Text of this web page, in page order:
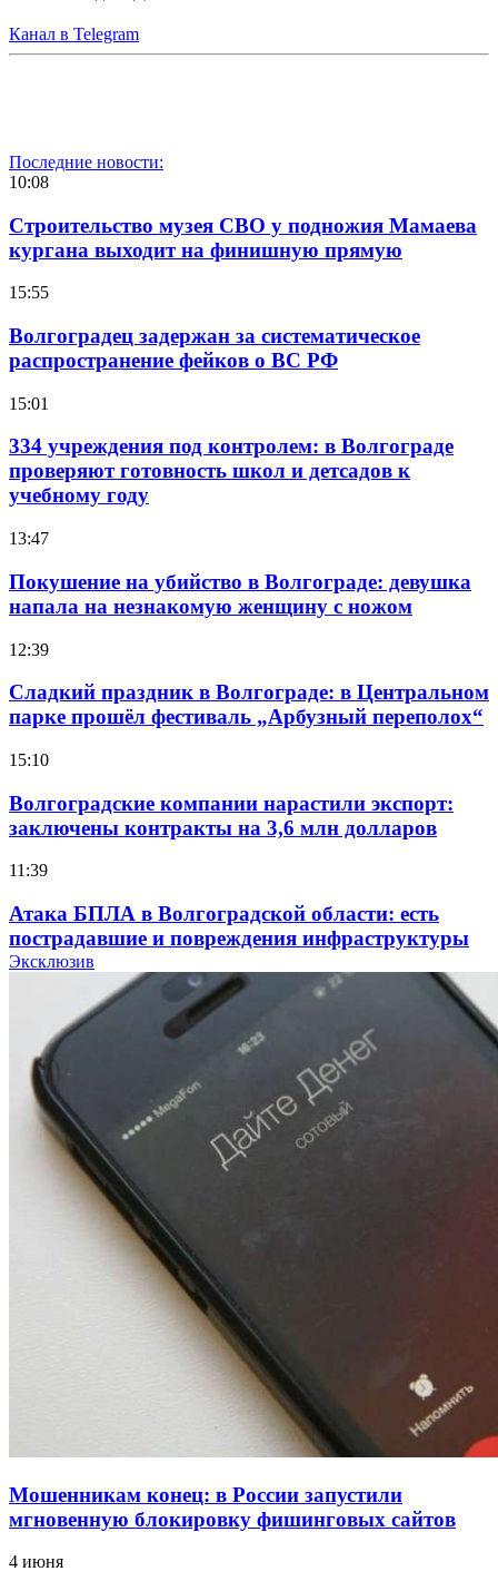
Канал в Telegram
Последние новости:
10:08
Строительство музея СВО у подножия Мамаева
кургана выходит на финишную прямую
15:55
Волгоградец задержан за систематическое
распространение фейков о ВС РФ
15:01
334 учреждения под контролем: в Волгограде
проверяют готовность школ и детсадов к
учебному году
13:47
Покушение на убийство в Волгограде: девушка
напала на незнакомую женщину с ножом
12:39
Сладкий праздник в Волгограде: в Центральном
парке прошёл фестиваль „Арбузный переполох“
15:10
Волгоградские компании нарастили экспорт:
заключены контракты на 3,6 млн долларов
11:39
Атака БПЛА в Волгоградской области: есть
пострадавшие и повреждения инфраструктуры
Волгоградские вузы в топе зарплатного
рейтинга: ВолгГТУ и ВолгГМУ вошли в топ‑15
для химической отрасли и фармацевтики
18:39
В Красноармейском районе Волгограда стартует
конкурс на ремонт моста через Волго‑Донской
судоходный канал
Фестиваль #ТриЧетыре в Волгограде пройдёт
11–13 сентября в рамках Года единства народов
Эксклюзив
Мошенникам конец: в России запустили
мгновенную блокировку фишинговых сайтов
4 июня